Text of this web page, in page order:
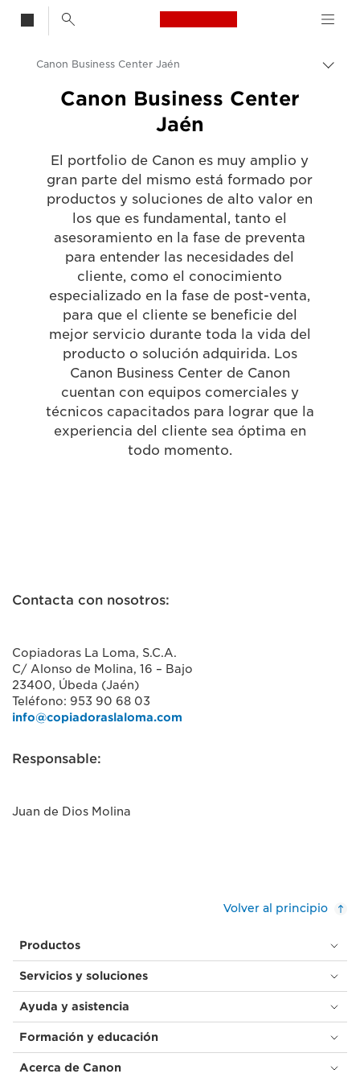
Canon Logo, back
Canon
Canon Business Center Jaén
Canon Business Center
Jaén
El portfolio de Canon es muy amplio y
gran parte del mismo está formado por
productos y soluciones de alto valor en
los que es fundamental, tanto el
asesoramiento en la fase de preventa
para entender las necesidades del
cliente, como el conocimiento
especializado en la fase de post-venta,
para que el cliente se beneficie del
mejor servicio durante toda la vida del
producto o solución adquirida. Los
Canon Business Center de Canon
cuentan con equipos comerciales y
técnicos capacitados para lograr que la
experiencia del cliente sea óptima en
todo momento.
Contacta con nosotros:
Copiadoras La Loma, S.C.A.
C/ Alonso de Molina, 16 – Bajo
23400, Úbeda (Jaén)
Teléfono: 953 90 68 03
info@copiadoraslaloma.com
Responsable:
Juan de Dios Molina
Volver al principio
Productos
Servicios y soluciones
Ayuda y asistencia
Formación y educación
Acerca de Canon